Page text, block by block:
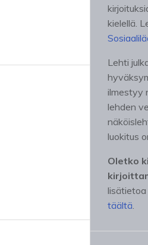
kielellä.
Lehti
ilmestyy
lehden
luokitus
Oletko
täältä.